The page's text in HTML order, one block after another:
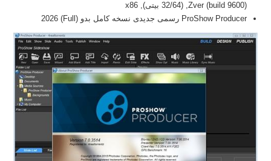
Zver (build 9600), (32/64 بیتی), x86
ProShow Producer رسمی جدیدی نسخه کامل بدو (Full) 2026